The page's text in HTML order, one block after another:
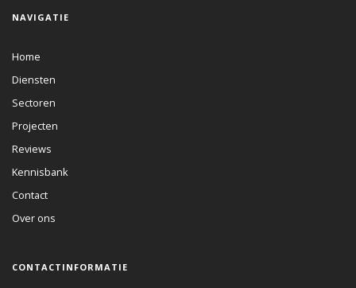
NAVIGATIE
Home
Diensten
Sectoren
Projecten
Reviews
Kennisbank
Contact
Over ons
CONTACTINFORMATIE